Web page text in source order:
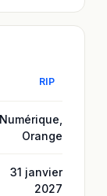
RIP
Orange
31 janvier
2027